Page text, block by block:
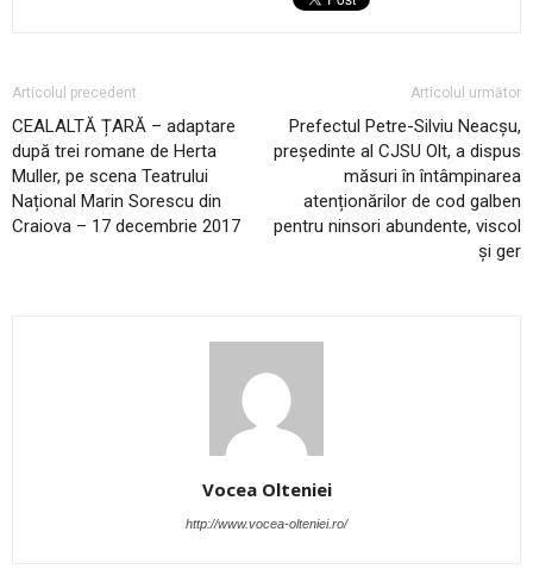
Articolul precedent
CEALALTĂ ȚARĂ – adaptare
după trei romane de Herta
Muller, pe scena Teatrului
Național Marin Sorescu din
Craiova – 17 decembrie 2017
Articolul următor
Prefectul Petre-Silviu Neacșu,
președinte al CJSU Olt, a dispus
măsuri în întâmpinarea
atenționărilor de cod galben
pentru ninsori abundente, viscol
și ger
Vocea Olteniei
http://www.vocea-olteniei.ro/